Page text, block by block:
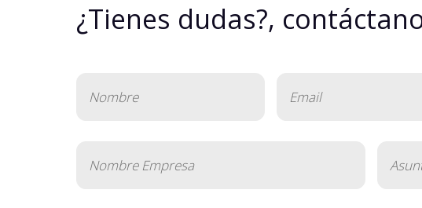
¿Tienes dudas?,
(Obligatorio) (Obligatorio)
Empresa